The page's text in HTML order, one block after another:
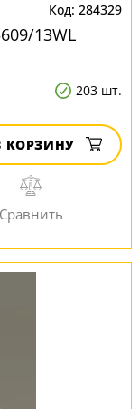
284329
13WL
203 шт.
КОРЗИНУ